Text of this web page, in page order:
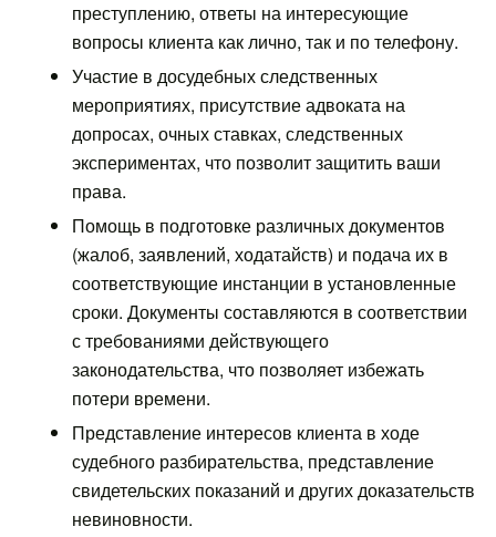
преступлению, ответы на интересующие
вопросы клиента как лично, так и по телефону.
Участие в досудебных следственных
мероприятиях, присутствие адвоката на
допросах, очных ставках, следственных
экспериментах, что позволит защитить ваши
права.
Помощь в подготовке различных документов
(жалоб, заявлений, ходатайств) и подача их в
соответствующие инстанции в установленные
сроки. Документы составляются в соответствии
с требованиями действующего
законодательства, что позволяет избежать
потери времени.
Представление интересов клиента в ходе
судебного разбирательства, представление
свидетельских показаний и других доказательств
невиновности.